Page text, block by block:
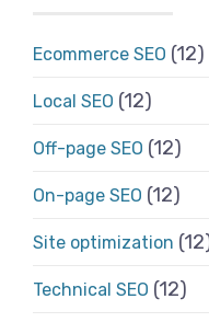
Ecommerce SEO (12)
Local SEO (12)
Off-page SEO (12)
On-page SEO (12)
Site optimization
Technical SEO (12)